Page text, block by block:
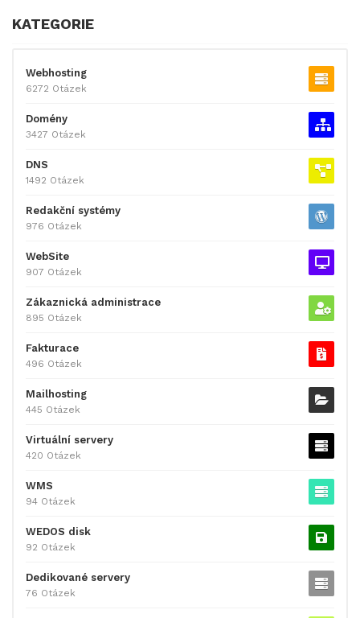
KATEGORIE
Webhosting
6272 Otázek
Domény
3427 Otázek
DNS
1492 Otázek
Redakční systémy
976 Otázek
WebSite
907 Otázek
Zákaznická administrace
895 Otázek
Fakturace
496 Otázek
Mailhosting
445 Otázek
Virtuální servery
420 Otázek
WMS
94 Otázek
WEDOS disk
92 Otázek
Dedikované servery
76 Otázek